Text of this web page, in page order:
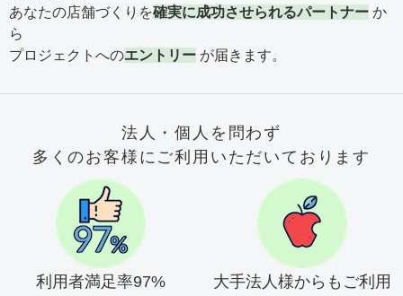
あなたの店舗づくりを確実に成功させられるパートナー か
ら
プロジェクトへのエントリー が届きます。
法人・個人を問わず
多くのお客様にご利用いただいております
利用者満足率97%
大手法人様からもご利用